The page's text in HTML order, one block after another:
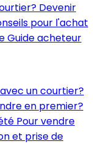
Devenir
pour l'achat
Guide acheteur
un courtier?
en premier?
Pour vendre
et prise de